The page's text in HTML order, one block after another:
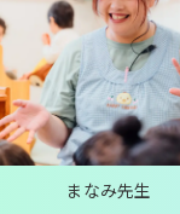
まなみ先生